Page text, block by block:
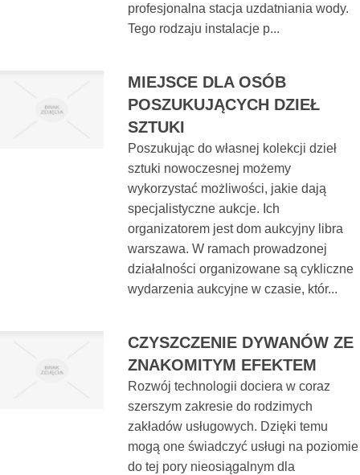
profesjonalna stacja uzdatniania wody.
Tego rodzaju instalacje p...
MIEJSCE DLA OSÓB
POSZUKUJĄCYCH DZIEŁ
SZTUKI
Poszukując do własnej kolekcji dzieł
sztuki nowoczesnej możemy
wykorzystać możliwości, jakie dają
specjalistyczne aukcje. Ich
organizatorem jest dom aukcyjny libra
warszawa. W ramach prowadzonej
działalności organizowane są cykliczne
wydarzenia aukcyjne w czasie, któr...
CZYSZCZENIE DYWANÓW ZE
ZNAKOMITYM EFEKTEM
Rozwój technologii dociera w coraz
szerszym zakresie do rodzimych
zakładów usługowych. Dzięki temu
mogą one świadczyć usługi na poziomie
do tej pory nieosiągalnym dla